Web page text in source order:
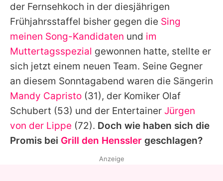
Datenschutzerklärung
Nutzungsbedingungen
Utiq verwalten
der Fernsehkoch in der diesjährigen
Frühjahrsstaffel bisher gegen die Sing
meinen Song-Kandidaten und im
Muttertagsspezial gewonnen hatte, stellte er
sich jetzt einem neuen Team. Seine Gegner
an diesem Sonntagabend waren die Sängerin
Mandy Capristo (31), der Komiker Olaf
Schubert (53) und der Entertainer Jürgen
von der Lippe (72). Doch wie haben sich die
Promis bei Grill den Henssler geschlagen?
Anzeige